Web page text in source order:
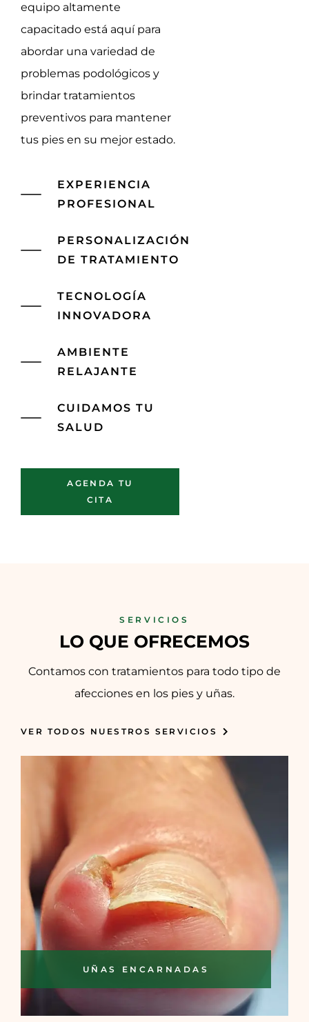
equipo altamente
capacitado está aquí para
abordar una variedad de
problemas podológicos y
brindar tratamientos
preventivos para mantener
tus pies en su mejor estado.
EXPERIENCIA
PROFESIONAL
PERSONALIZACIÓN
DE TRATAMIENTO
TECNOLOGÍA
INNOVADORA
AMBIENTE
RELAJANTE
CUIDAMOS TU
SALUD
AGENDA TU
CITA
SERVICIOS
LO QUE OFRECEMOS
Contamos con tratamientos para todo tipo de
afecciones en los pies y uñas.
VER TODOS NUESTROS SERVICIOS
UÑAS ENCARNADAS